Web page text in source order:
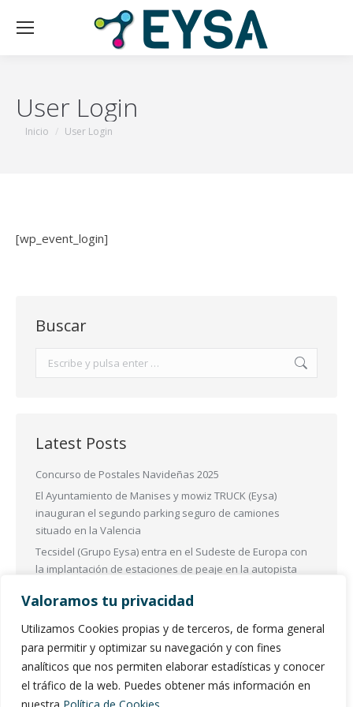
Valoramos tu privacidad
Utilizamos Cookies propias y de terceros, de forma general
para permitir y optimizar su navegación y con fines
analíticos que nos permiten elaborar estadísticas y conocer
el tráfico de la web. Puedes obtener más información en
User Login
Estás aquí:
Inicio User Login
[wp_event_login]
Buscar
Latest Posts
Concurso de Postales Navideñas 2025
El Ayuntamiento de Manises y mowiz TRUCK (Eysa)
inauguran el segundo parking seguro de camiones
situado en la Valencia
Tecsidel (Grupo Eysa) entra en el Sudeste de Europa con
la implantación de estaciones de peaje en la autopista
Las Zonas de Bajas Emisiones (ZBE) en España se
transformarán para mejorar la sostenibilidad
EL Grupo ESYA participó en Intertraffic Amsterdam 2024